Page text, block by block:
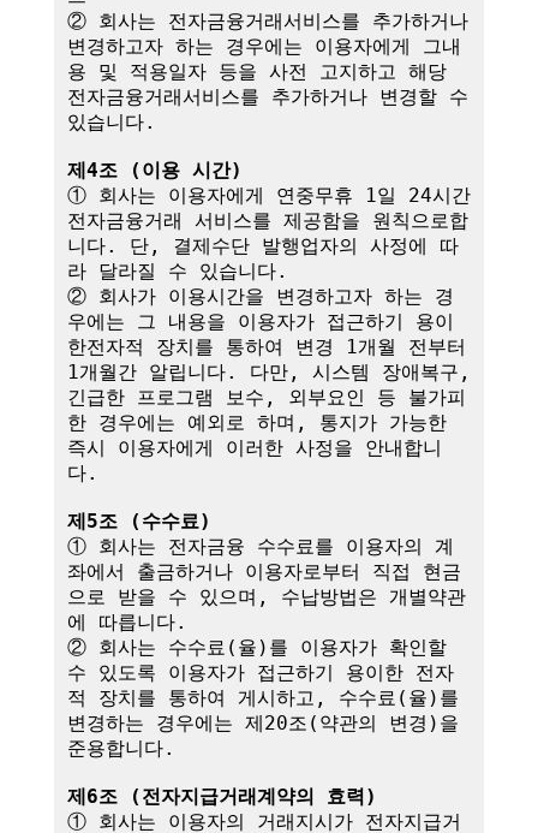
② 회사는 전자금융거래서비스를 추가하거나
변경하고자 하는 경우에는 이용자에게 그내
용 및 적용일자 등을 사전 고지하고 해당
전자금융거래서비스를 추가하거나 변경할 수
있습니다.
제4조 (이용 시간)
① 회사는 이용자에게 연중무휴 1일 24시간
전자금융거래 서비스를 제공함을 원칙으로합
니다. 단, 결제수단 발행업자의 사정에 따
라 달라질 수 있습니다.
② 회사가 이용시간을 변경하고자 하는 경
우에는 그 내용을 이용자가 접근하기 용이
한전자적 장치를 통하여 변경 1개월 전부터
1개월간 알립니다. 다만, 시스템 장애복구,
긴급한 프로그램 보수, 외부요인 등 불가피
한 경우에는 예외로 하며, 통지가 가능한
즉시 이용자에게 이러한 사정을 안내합니
다.
제5조 (수수료)
① 회사는 전자금융 수수료를 이용자의 계
좌에서 출금하거나 이용자로부터 직접 현금
으로 받을 수 있으며, 수납방법은 개별약관
에 따릅니다.
② 회사는 수수료(율)를 이용자가 확인할
수 있도록 이용자가 접근하기 용이한 전자
적 장치를 통하여 게시하고, 수수료(율)를
변경하는 경우에는 제20조(약관의 변경)을
준용합니다.
제6조 (전자지급거래계약의 효력)
① 회사는 이용자의 거래지시가 전자지급거